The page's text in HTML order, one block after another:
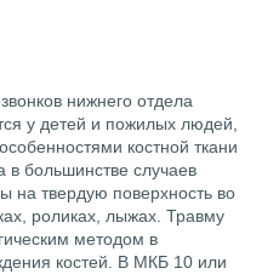
нижнего отдела
у детей и пожилых людей,
костной ткани
в большинстве случаев
на твердую поверхность во
роликах, лыжах. Травму
методом в
костей. В МКБ 10 или